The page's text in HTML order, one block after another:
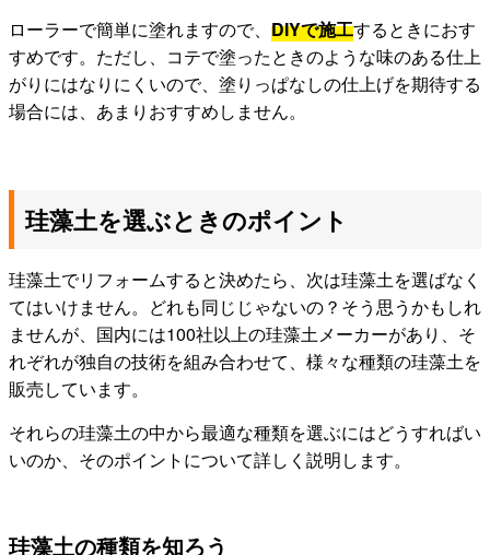
ローラーで簡単に塗れますので、 DIYで施工するときにおす
すめです。ただし、コテで塗ったときのような味のある仕上
がりにはなりにくいので、塗りっぱなしの仕上げを期待する
場合には、あまりおすすめしません。
珪藻土を選ぶときのポイント
珪藻土でリフォームすると決めたら、次は珪藻土を選ばなく
てはいけません。どれも同じじゃないの？そう思うかもしれ
ませんが、国内には100社以上の珪藻土メーカーがあり、そ
れぞれが独自の技術を組み合わせて、様々な種類の珪藻土を
販売しています。
それらの珪藻土の中から最適な種類を選ぶにはどうすればい
いのか、そのポイントについて詳しく説明します。
珪藻土の種類を知ろう